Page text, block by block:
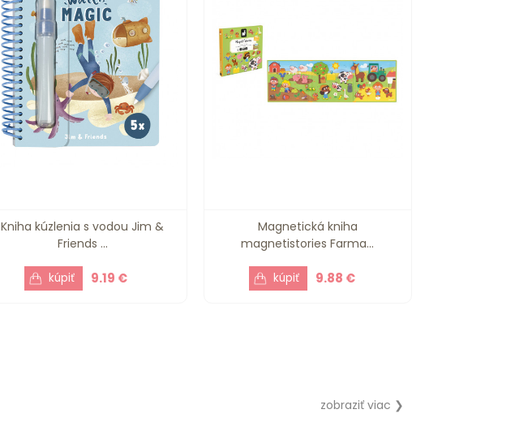
Kniha kúzlenia s vodou Jim &
Friends ...
9.19 €
Magnetická kniha
magnetistories Farma...
9.88 €
zobraziť viac ❯